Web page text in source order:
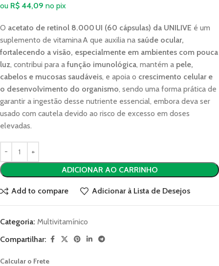
ou R$ 44,09 no pix
O acetato de retinol 8.000 UI (60 cápsulas) da UNILIVE é um
suplemento de vitamina A que auxilia na saúde ocular,
fortalecendo a visão, especialmente em ambientes com pouca
luz, contribui para a função imunológica, mantém a pele,
cabelos e mucosas saudáveis, e apoia o crescimento celular e
o desenvolvimento do organismo, sendo uma forma prática de
garantir a ingestão desse nutriente essencial, embora deva ser
usado com cautela devido ao risco de excesso em doses
elevadas.
ADICIONAR AO CARRINHO
Add to compare Adicionar à Lista de Desejos
Categoria: Multivitamínico
Compartilhar:
Calcular o Frete